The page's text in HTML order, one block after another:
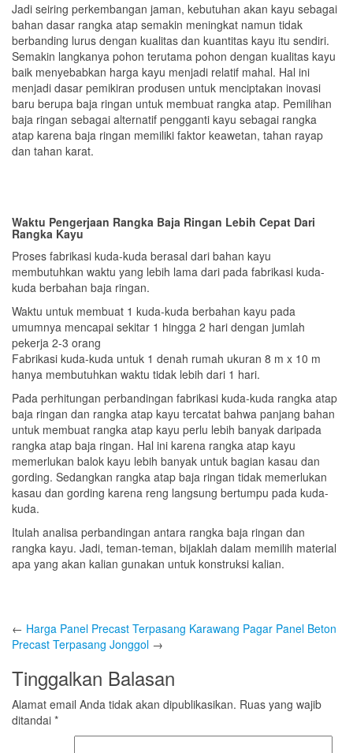
Jadi seiring perkembangan jaman, kebutuhan akan kayu sebagai
bahan dasar rangka atap semakin meningkat namun tidak
berbanding lurus dengan kualitas dan kuantitas kayu itu sendiri.
Semakin langkanya pohon terutama pohon dengan kualitas kayu
baik menyebabkan harga kayu menjadi relatif mahal. Hal ini
menjadi dasar pemikiran produsen untuk menciptakan inovasi
baru berupa baja ringan untuk membuat rangka atap. Pemilihan
baja ringan sebagai alternatif pengganti kayu sebagai rangka
atap karena baja ringan memiliki faktor keawetan, tahan rayap
dan tahan karat.
Waktu Pengerjaan Rangka Baja Ringan Lebih Cepat Dari
Rangka Kayu
Proses fabrikasi kuda-kuda berasal dari bahan kayu
membutuhkan waktu yang lebih lama dari pada fabrikasi kuda-
kuda berbahan baja ringan.
Waktu untuk membuat 1 kuda-kuda berbahan kayu pada
umumnya mencapai sekitar 1 hingga 2 hari dengan jumlah
pekerja 2-3 orang
Fabrikasi kuda-kuda untuk 1 denah rumah ukuran 8 m x 10 m
hanya membutuhkan waktu tidak lebih dari 1 hari.
Pada perhitungan perbandingan fabrikasi kuda-kuda rangka atap
baja ringan dan rangka atap kayu tercatat bahwa panjang bahan
untuk membuat rangka atap kayu perlu lebih banyak daripada
rangka atap baja ringan. Hal ini karena rangka atap kayu
memerlukan balok kayu lebih banyak untuk bagian kasau dan
gording. Sedangkan rangka atap baja ringan tidak memerlukan
kasau dan gording karena reng langsung bertumpu pada kuda-
kuda.
Itulah analisa perbandingan antara rangka baja ringan dan
rangka kayu. Jadi, teman-teman, bijaklah dalam memilih material
apa yang akan kalian gunakan untuk konstruksi kalian.
← Harga Panel Precast Terpasang Karawang Pagar Panel Beton
Precast Terpasang Jonggol →
Tinggalkan Balasan
Alamat email Anda tidak akan dipublikasikan. Ruas yang wajib
ditandai *